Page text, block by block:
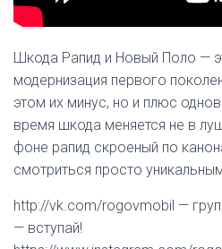
Шкода Рапид и Новый Поло —
модернизация первого
этом их минус, но и плюс
время шкода меняется не в
фоне рапид скроеный по
смотриться просто
http://vk.com/rogovmobil —
— вступай!